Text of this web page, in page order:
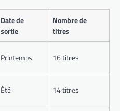
Date de
sortie
Nombre de
titres
Printemps 16 titres
Été 14 titres